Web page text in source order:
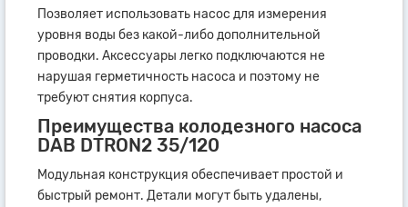
Позволяет использовать насос для измерения
уровня воды без какой-либо дополнительной
проводки. Аксессуары легко подключаются не
нарушая герметичность насоса и поэтому не
требуют снятия корпуса.
Преимущества колодезного насоса
DAB DTRON2 35/120
Модульная конструкция обеспечивает простой и
быстрый ремонт. Детали могут быть удалены,